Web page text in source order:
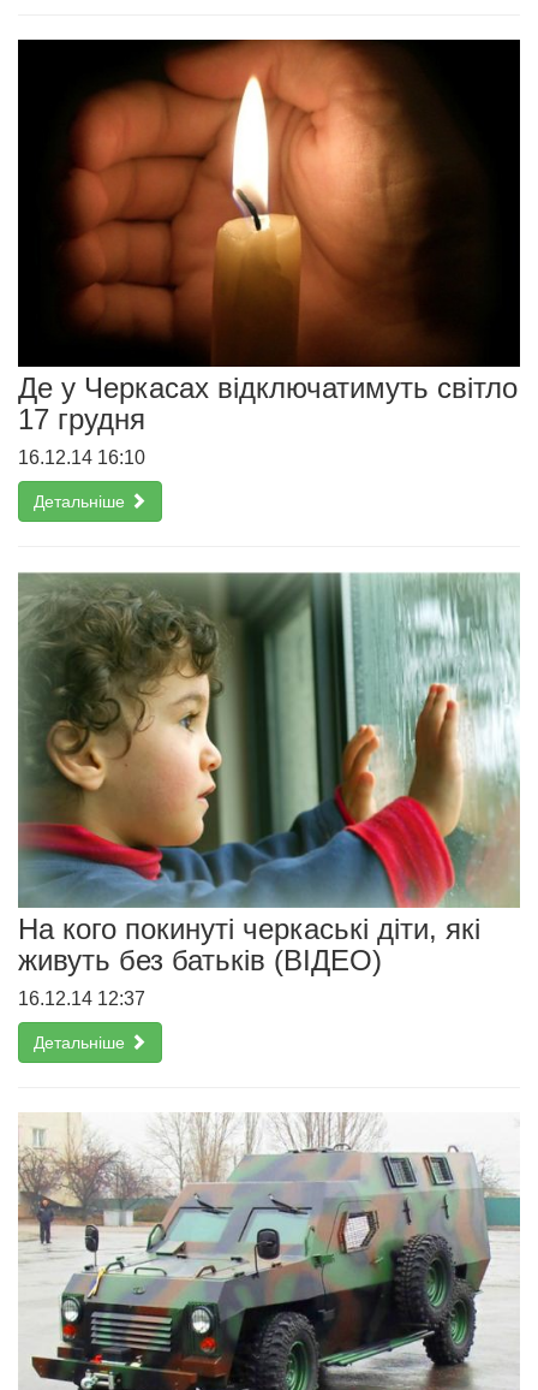
Де у Черкасах відключатимуть світло
17 грудня
16.12.14 16:10
Детальніше
На кого покинуті черкаські діти, які
живуть без батьків (ВІДЕО)
16.12.14 12:37
Детальніше